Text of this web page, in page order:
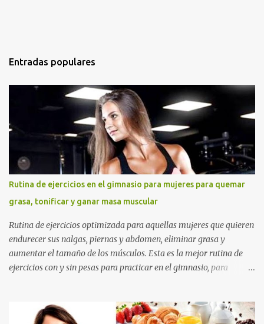
Entradas populares
Rutina de ejercicios en el gimnasio para mujeres para quemar
grasa, tonificar y ganar masa muscular
Rutina de ejercicios optimizada para aquellas mujeres que quieren
endurecer sus nalgas, piernas y abdomen, eliminar grasa y
aumentar el tamaño de los músculos. Esta es la mejor rutina de
ejercicios con y sin pesas para practicar en el gimnasio, para
grasa y tener un abdomen plano. Si quieres eliminar grasa,